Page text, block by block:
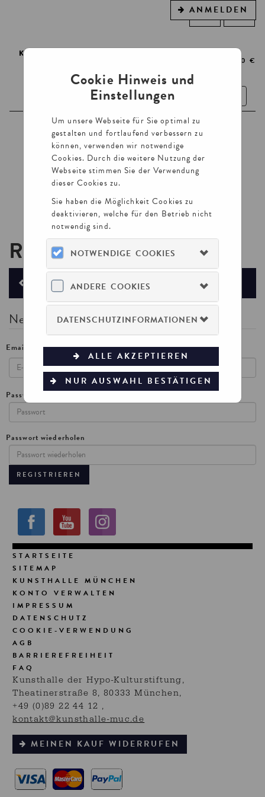
Cookie Hinweis und
Einstellungen
Um unsere Webseite für Sie optimal zu
gestalten und fortlaufend verbessern zu
können, verwenden wir notwendige
Cookies. Durch die weitere Nutzung der
Webseite stimmen Sie der Verwendung
dieser Cookies zu.
Sie haben die Möglichkeit Cookies zu
deaktivieren, welche für den Betrieb nicht
notwendig sind.
NOTWENDIGE COOKIES
ANDERE COOKIES
DATENSCHUTZINFORMATIONEN
ALLE AKZEPTIEREN
NUR AUSWAHL BESTÄTIGEN
WARENKORB
0,00 €
ANMELDEN
TICKETS
FÜHRUNGEN
GUTSCHEINE
VORTRÄGE UND LESUNGEN
REGISTRIEREN
ZURÜCK ZUR ANMELDUNG
Neues Konto erstellen
Email
Passwort
Passwort wiederholen
STARTSEITE
SITEMAP
KUNSTHALLE MÜNCHEN
KONTO VERWALTEN
IMPRESSUM
DATENSCHUTZ
COOKIE-VERWENDUNG
AGB
BARRIEREFREIHEIT
FAQ
Kunsthalle der Hypo-Kulturstiftung,
Theatinerstraße 8, 80333 München
+49 (0)89 22 44 12
kontakt@kunsthalle-muc.de
MEINEN KAUF WIDERRUFEN